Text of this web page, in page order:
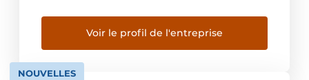
coulissantes, les vérandas, les revêtements
de façade et les façades en verre. Pour les
portes intérieures et les murs intérieurs, il
existe également toute […]
Voir le profil de l'entreprise
NOUVELLES